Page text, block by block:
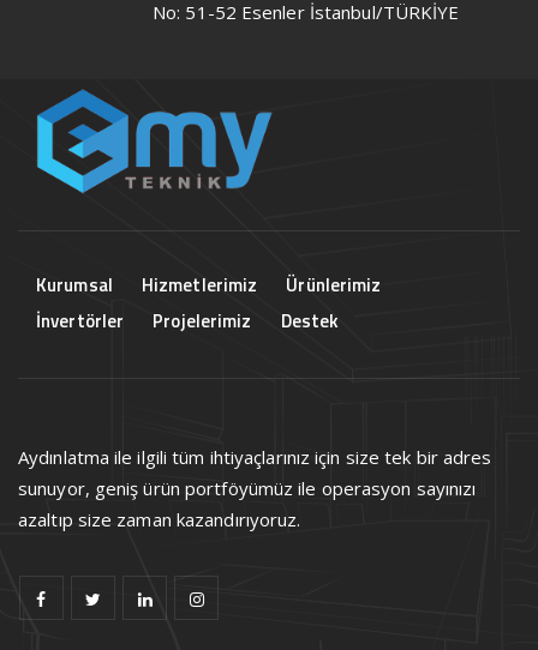
No: 51-52 Esenler İstanbul/TÜRKİYE
Kurumsal Hizmetlerimiz
Ürünlerimiz
İnvertörler
Projelerimiz Destek
Aydınlatma ile ilgili tüm ihtiyaçlarınız için size tek bir adres
sunuyor, geniş ürün portföyümüz ile operasyon sayınızı
azaltıp size zaman kazandırıyoruz.